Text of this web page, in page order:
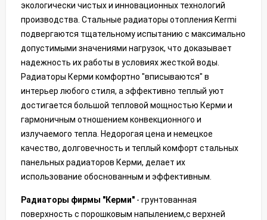
экологически чистых и инновационных технологий
производства. Стальные радиаторы отопления Kermi
подвергаются тщательному испытанию c максимально
допустимыми значениями нагрузок, что доказывает
надежность их работы в условиях жесткой воды.
Радиаторы Керми комфортно "вписываются" в
интерьер любого стиля, а эффективно теплый уют
достигается большой тепловой мощностью Керми и
гармоничным отношением конвекционного и
излучаемого тепла. Недорогая цена и немецкое
качество, долговечность и теплый комфорт стальных
панельных радиаторов Керми, делает их
использование обоснованным и эффективным.
Радиаторы фирмы "Керми" - грунтованная
поверхность с порошковым напылением,с верхней